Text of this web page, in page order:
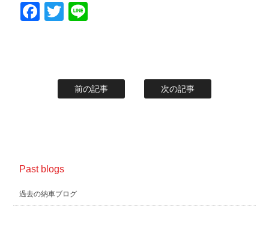
Facebook
Twitter
前の記事 次の記事
Past blogs
過去の納車ブログ